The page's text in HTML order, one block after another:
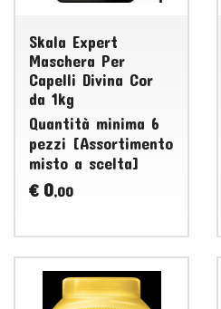
Skala Expert
Maschera Per
Capelli Divina Cor
da 1kg
Quantità minima 6
pezzi [Assortimento
misto a scelta]
€ 0,00